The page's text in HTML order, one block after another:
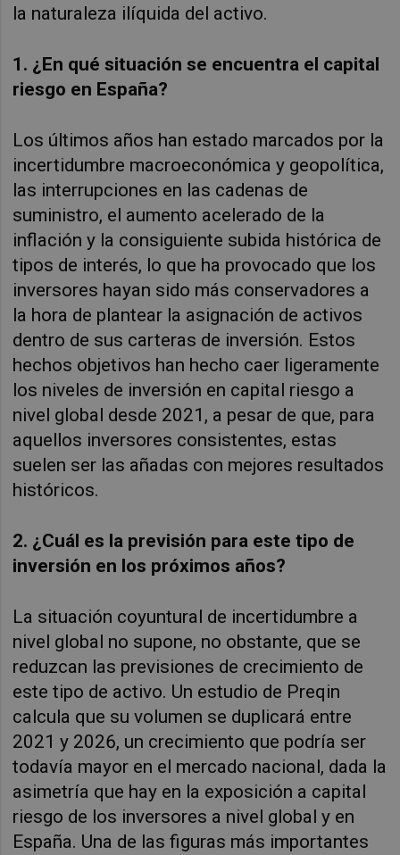
la naturaleza ilíquida del activo.
1. ¿En qué situación se encuentra el capital
riesgo en España?
Los últimos años han estado marcados por la
incertidumbre macroeconómica y geopolítica,
las interrupciones en las cadenas de
suministro, el aumento acelerado de la
inflación y la consiguiente subida histórica de
tipos de interés, lo que ha provocado que los
inversores hayan sido más conservadores a
la hora de plantear la asignación de activos
dentro de sus carteras de inversión. Estos
hechos objetivos han hecho caer ligeramente
los niveles de inversión en capital riesgo a
nivel global desde 2021, a pesar de que, para
aquellos inversores consistentes, estas
suelen ser las añadas con mejores resultados
históricos.
2. ¿Cuál es la previsión para este tipo de
inversión en los próximos años?
La situación coyuntural de incertidumbre a
nivel global no supone, no obstante, que se
reduzcan las previsiones de crecimiento de
este tipo de activo. Un estudio de Preqin
calcula que su volumen se duplicará entre
2021 y 2026, un crecimiento que podría ser
todavía mayor en el mercado nacional, dada la
asimetría que hay en la exposición a capital
riesgo de los inversores a nivel global y en
España. Una de las figuras más importantes